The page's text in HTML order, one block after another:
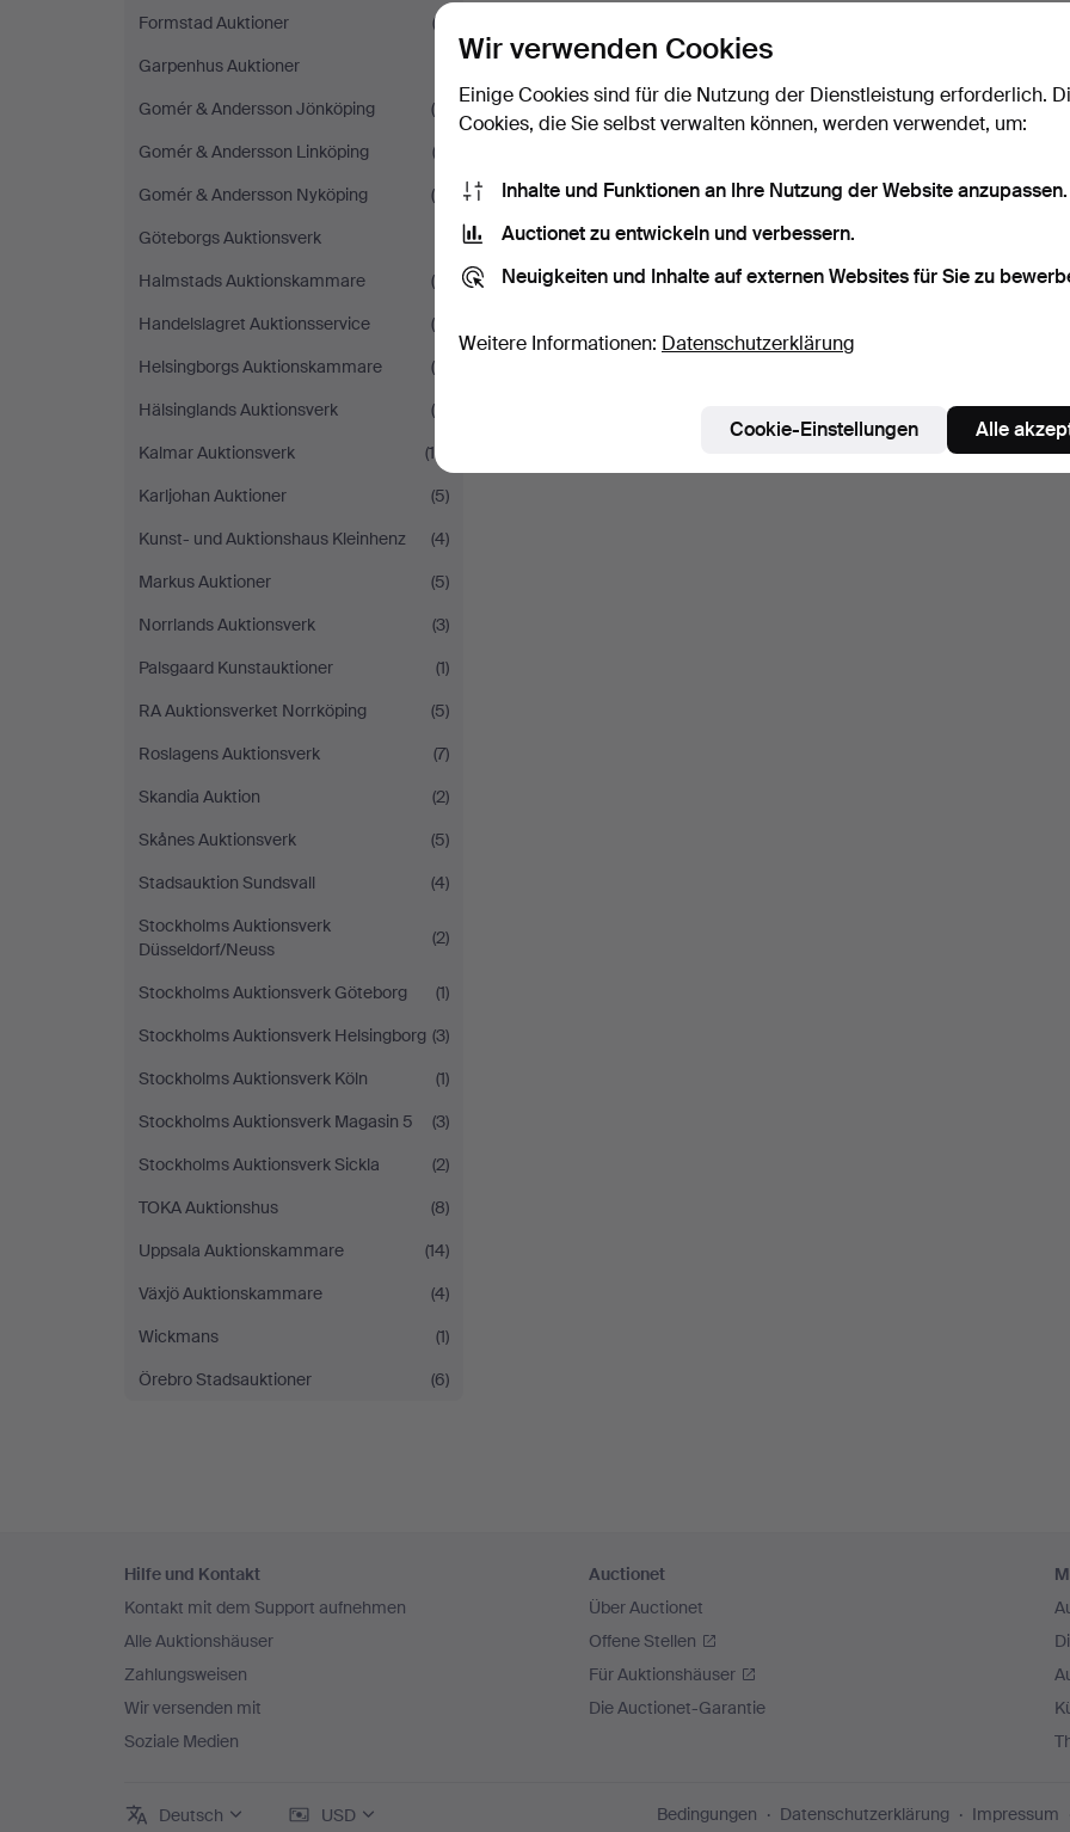
Formstad Auktioner
(2)
Garpenhus Auktioner
Gomér & Andersson Jönköping
(5)
Gomér & Andersson Linköping
(2)
Gomér & Andersson Nyköping
(4)
Göteborgs Auktionsverk
Halmstads Auktionskammare
(4)
Handelslagret Auktionsservice
(5)
Helsingborgs Auktionskammare
(4)
Hälsinglands Auktionsverk
(8)
Kalmar Auktionsverk
(16)
Karljohan Auktioner
(5)
Kunst- und Auktionshaus Kleinhenz
(4)
Markus Auktioner
(5)
Norrlands Auktionsverk
(3)
Palsgaard Kunstauktioner
(1)
RA Auktionsverket Norrköping
(5)
Roslagens Auktionsverk
(7)
Skandia Auktion
(2)
Skånes Auktionsverk
(5)
Stadsauktion Sundsvall
(4)
Stockholms Auktionsverk
Düsseldorf/Neuss
(2)
Stockholms Auktionsverk Göteborg
(1)
Stockholms Auktionsverk Helsingborg (3)
Stockholms Auktionsverk Köln
(1)
Stockholms Auktionsverk Magasin 5
(3)
Stockholms Auktionsverk Sickla
(2)
TOKA Auktionshus
(8)
Uppsala Auktionskammare
(14)
Växjö Auktionskammare
(4)
Wickmans
(1)
Örebro Stadsauktioner
(6)
Beendete Auktionen aus unserem Archiv
Navigation
Hilfe und Kontakt
Kontakt mit dem Support aufnehmen
Alle Auktionshäuser
Zahlungsweisen
Wir versenden mit
Soziale Medien
Auctionet
Über Auctionet
Offene Stellen
Für Auktionshäuser
Die Auctionet-Garantie
Deutsch USD Bedingungen Datenschutzerklärung Impressum
Wir verwenden Cookies
Einige Cookies sind für die Nutzung der Dienstleistung erforderlich.
Cookies, die Sie selbst verwalten können, werden verwendet, um:
Inhalte und Funktionen an Ihre Nutzung der Website anzupassen.
Auctionet zu entwickeln und verbessern.
Neuigkeiten und Inhalte auf externen Websites für Sie zu
Weitere Informationen: Datenschutzerklärung
Cookie-Einstellungen Alle